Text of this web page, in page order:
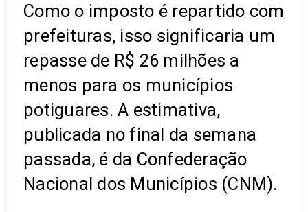
Como o imposto é repartido com
prefeituras, isso significaria um
repasse de R$ 26 milhões a
menos para os municípios
potiguares. A estimativa,
publicada no final da semana
passada, é da Confederação
Nacional dos Municípios (CNM).